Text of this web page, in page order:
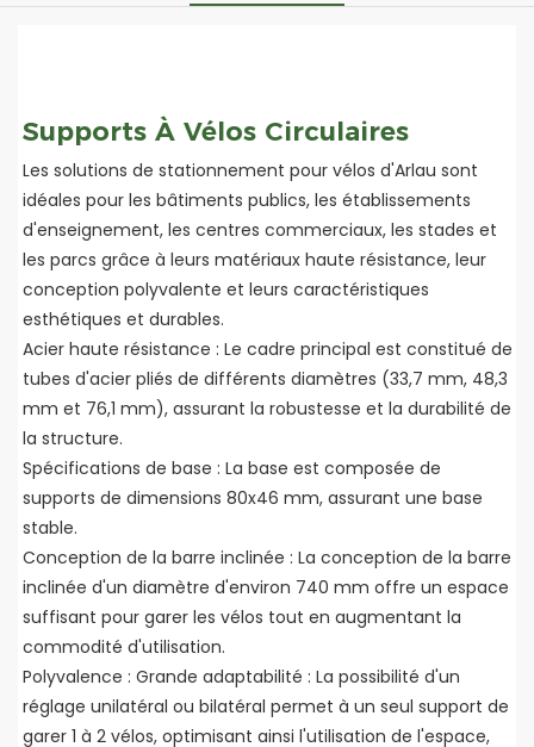
Supports À Vélos Circulaires
Les solutions de stationnement pour vélos d'Arlau sont
idéales pour les bâtiments publics, les établissements
d'enseignement, les centres commerciaux, les stades et
les parcs grâce à leurs matériaux haute résistance, leur
conception polyvalente et leurs caractéristiques
esthétiques et durables.
Acier haute résistance : Le cadre principal est constitué de
tubes d'acier pliés de différents diamètres (33,7 mm, 48,3
mm et 76,1 mm), assurant la robustesse et la durabilité de
la structure.
Spécifications de base : La base est composée de
supports de dimensions 80x46 mm, assurant une base
stable.
Conception de la barre inclinée : La conception de la barre
inclinée d'un diamètre d'environ 740 mm offre un espace
suffisant pour garer les vélos tout en augmentant la
commodité d'utilisation.
Polyvalence : Grande adaptabilité : La possibilité d'un
réglage unilatéral ou bilatéral permet à un seul support de
garer 1 à 2 vélos, optimisant ainsi l'utilisation de l'espace,